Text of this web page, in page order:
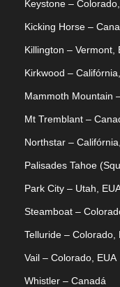
Keystone –
Kicking Horse –
Killington – Vermont,
Kirkwood –
Mammoth Mountain
Mt Tremblant –
Northstar –
Palisades Tahoe
Park City – Utah,
Steamboat –
Telluride – Colorado,
Vail – Colorado, EUA
Whistler – Canadá